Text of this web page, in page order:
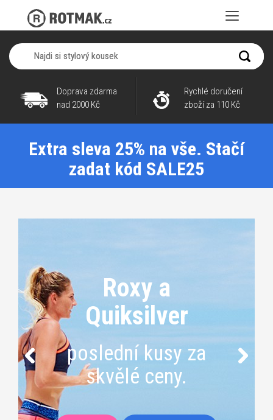
Doprava zdarma
nad 2000 Kč
Rychlé doručení
zboží za 110 Kč
Extra sleva 25% na vše. Stačí
zadat kód SALE25
Roxy a
Quiksilver
poslední kusy za
skvělé ceny.